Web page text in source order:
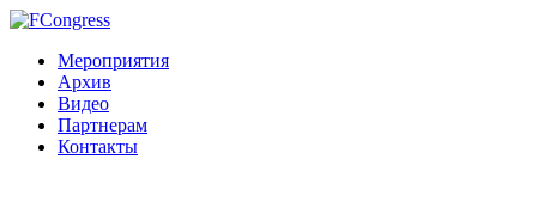
Мероприятия
Архив
Видео
Партнерам
Контакты